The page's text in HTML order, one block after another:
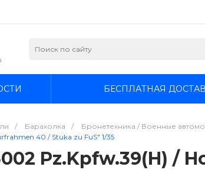
БЕСПЛАТНАЯ
/ Барахолка / Бронетехника / Военные
40 / Stuka zu FuS" 1/35
Pz.Kpfw.39(H) /